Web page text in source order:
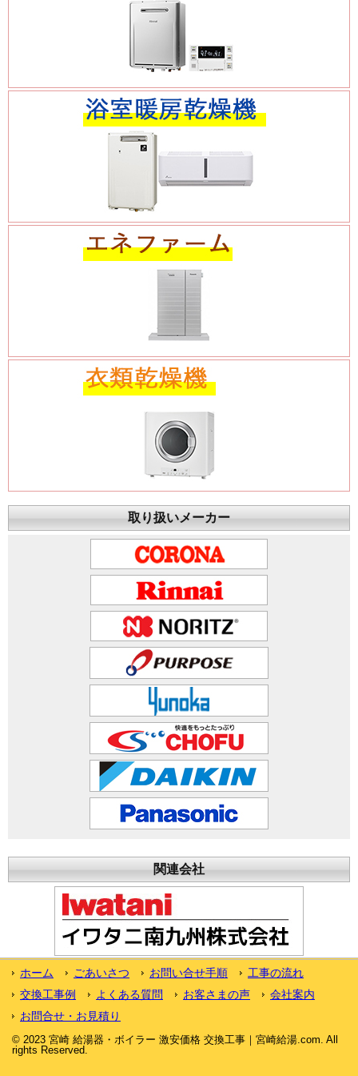
取り扱いメーカー
関連会社
ホーム ごあいさつ お問い合せ手順
工事の流れ
交換工事例
よくある質問 お客さまの声
会社案内
お問合せ・お見積り
© 2023 宮崎 給湯器・ボイラー 激安価格 交換工事｜宮崎給湯.com. All
rights Reserved.